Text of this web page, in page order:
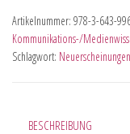
Artikelnummer: 978-3-643-
Kommunikations-/
Schlagwort: Neuerscheinungen
BESCHREIBUNG